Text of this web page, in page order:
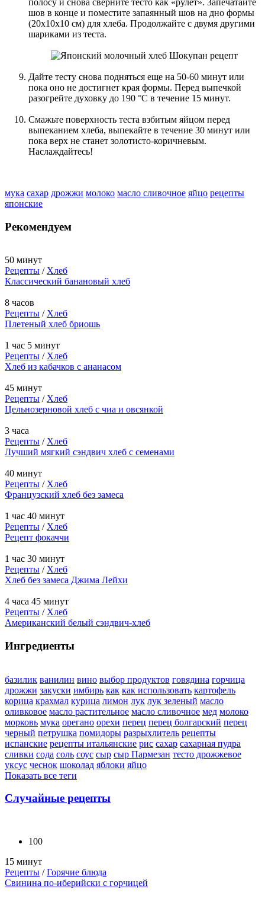
шов в конце и поместите запаянный шов на дно формы
(20х10х10 см) для хлеба. Продолжайте с двумя другими
шариками из теста.
Дайте тесту снова подняться еще на 50-60 минут или
пока оно не достигнет края формы. Перед выпечкой
разогрейте духовку до 190 °C в течение 15 минут.
Смажьте поверхность теста взбитым яйцом перед
выпеканием хлеба, выпекайте в течение 30 минут или
пока верх не станет золотисто-коричневым.
Наслаждайтесь!
мука сахар дрожжи молоко масло сливочное яйцо рецепты
японские
Рекомендуем
50 минут
Рецепты / Хлеб
Классический банановый хлеб
8 часов
Рецепты / Хлеб
Плетеный хлеб бриошь
1 час 5 минут
Рецепты / Хлеб
Хлеб из кабачков с ананасом
45 минут
Рецепты / Хлеб
Цельнозерновой хлеб с чиа и овсянкой
3 часа
Рецепты / Хлеб
Лучший мягкий сэндвич хлеб с семенами
40 минут
Рецепты / Хлеб
Французский хлеб без замеса
1 час 40 минут
Рецепты / Хлеб
Рецепт фокаччи
1 час 30 минут
Рецепты / Хлеб
Хлеб без замеса Джима Лейхи
4 часа 45 минут
Рецепты / Хлеб
Американский белый сэндвич-хлеб
Ингредиенты
базилик ванилин вино выбор продуктов говядина горчица
дрожжи закуски имбирь как как использовать картофель
корица крахмал курица лимон лук лук зеленый масло
оливковое масло растительное масло сливочное мед молоко
морковь мука орегано орехи перец перец болгарский перец
черный петрушка помидоры разрыхлитель рецепты
испанские рецепты итальянские рис сахар сахарная пудра
сливки сода соль соус сыр сыр Пармезан тесто дрожжевое
уксус чеснок шоколад яблоки яйцо
Показать все теги
Случайные рецепты
100
15 минут
Рецепты /Горячие блюда
Свинина по-иберийски с горчицей